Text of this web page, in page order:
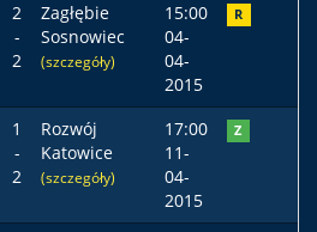
2
-
2
Zagłębie
Sosnowiec
(szczegóły)
15:00
04-
04-
2015
R
1
-
2
Rozwój
Katowice
(szczegóły)
17:00
11-
04-
2015
Z